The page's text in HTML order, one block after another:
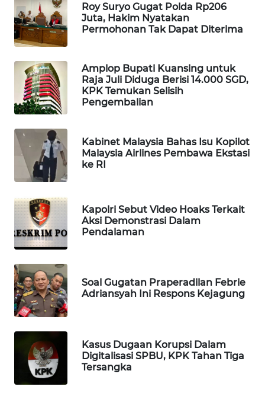
Roy Suryo Gugat Polda Rp206
Juta, Hakim Nyatakan
Permohonan Tak Dapat Diterima
Amplop Bupati Kuansing untuk
Raja Juli Diduga Berisi 14.000 SGD,
KPK Temukan Selisih
Pengembalian
Kabinet Malaysia Bahas Isu Kopilot
Malaysia Airlines Pembawa Ekstasi
ke RI
Kapolri Sebut Video Hoaks Terkait
Aksi Demonstrasi Dalam
Pendalaman
Soal Gugatan Praperadilan Febrie
Adriansyah Ini Respons Kejagung
Kasus Dugaan Korupsi Dalam
Digitalisasi SPBU, KPK Tahan Tiga
Tersangka
WAHANANEWS
ID
CO ID
WAHANANEWS
NET
WAHANA
SPORT
UMKM
WAHANA
SELEB
WAHANA
PERSONA
WAHANA
OTOMOTIF
WAHANA
HEALTH